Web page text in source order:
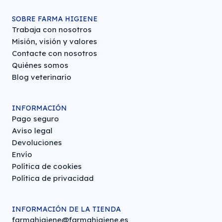
SOBRE FARMA HIGIENE
Trabaja con nosotros
Misión, visión y valores
Contacte con nosotros
Quiénes somos
Blog veterinario
INFORMACIÓN
Pago seguro
Aviso legal
Devoluciones
Envío
Política de cookies
Política de privacidad
INFORMACIÓN DE LA TIENDA
farmahigiene@farmahigiene.es